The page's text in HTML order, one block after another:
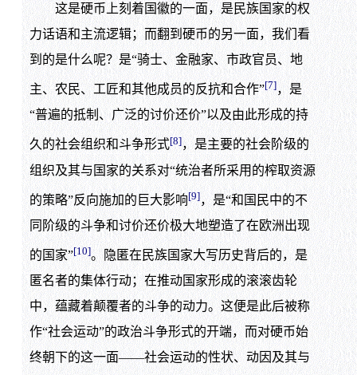
这是硬币上刻着国徽的一面，是民族国家的权
力话语和主流逻辑；而翻到硬币的另一面，我们看
到的是什么呢？是“骑士、金融家、市政官员、地
主、农民、工匠和其他成员的反抗和合作”[7]，是
“普遍的抵制、广泛的讨价还价”以及由此形成的持
久的社会组织和斗争形式[8]，是主要的社会阶级的
组织及其与国家的关系对“统治者所采用的榨取资源
的策略”反向施加的巨大影响[9]，是“和国民中的不
同阶级的斗争和讨价还价极大地塑造了在欧洲出现
的国家”[10]。隐匿在民族国家大写历史背后的，是
匿名者的集体行动；在推动国家形成的滚滚齿轮
中，蕴藏着颠覆者的斗争的动力。这便是此后被称
作“社会运动”的政治斗争形式的开端，而对硬币始
终朝下的这一面——社会运动的性状、动因及其与